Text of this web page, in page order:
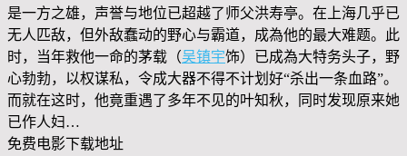
是一方之雄，声誉与地位已超越了师父洪寿亭。在上海几乎已
无人匹敌，但外敌蠢动的野心与霸道，成為他的最大难题。此
时，当年救他一命的茅载（吴镇宇饰）已成為大特务头子，野
心勃勃，以权谋私，令成大器不得不计划好“杀出一条血路”。
而就在这时，他竟重遇了多年不见的叶知秋，同时发现原来她
已作人妇…
免费电影下载地址